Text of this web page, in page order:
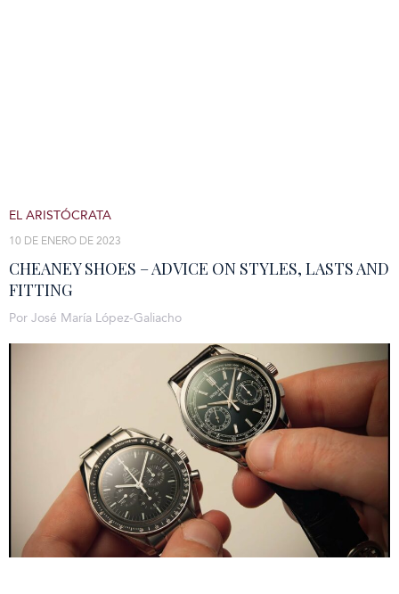
CHEANEY SHOES – ADVICE ON STYLES, LASTS AND
FITTING
10 DE ENERO DE 2023
EL ARISTÓCRATA
Por José María López-Galiacho